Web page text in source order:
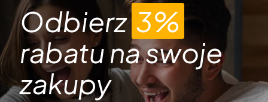
Odbierz3%
rabatu na swoje
zakupy